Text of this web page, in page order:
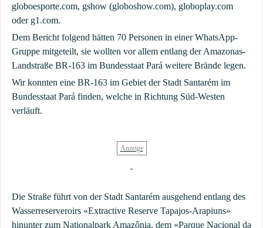
globoesporte.com, gshow (globoshow.com), globoplay.com
oder g1.com.
Dem Bericht folgend hätten 70 Personen in einer WhatsApp-
Gruppe mitgeteilt, sie wollten vor allem entlang der Amazonas-
Landstraße BR-163 im Bundesstaat Pará weitere Brände legen.
Wir konnten eine BR-163 im Gebiet der Stadt Santarém im
Bundesstaat Pará finden, welche in Richtung Süd-Westen
verläuft.
Die Straße führt von der Stadt Santarém ausgehend entlang des
Wasserreserveroirs «Extractive Reserve Tapajos-Arapiuns»
hinunter zum Nationalpark Amazônia, dem «Parque Nacional da